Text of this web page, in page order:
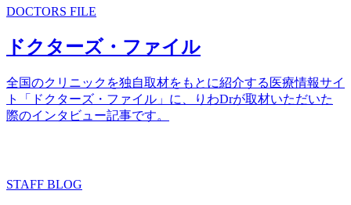
DOCTORS FILE
ドクターズ・ファイル
全国のクリニックを独自取材をもとに紹介する医療情報サイ
ト「ドクターズ・ファイル」に、りわDrが取材いただいた
際のインタビュー記事です。
STAFF BLOG